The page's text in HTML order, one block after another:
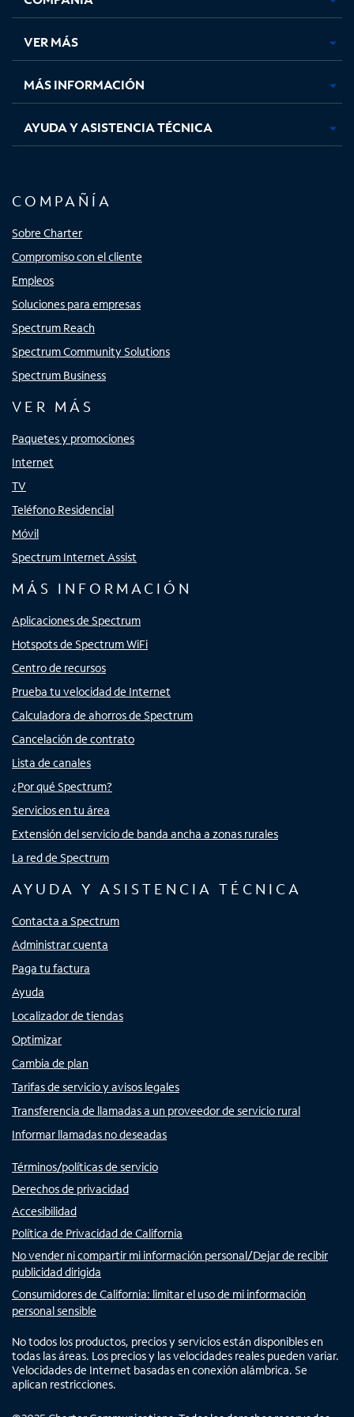
en
pestaña
nueva
en
pestaña
nueva
en
pestaña
nueva
en
nueva
VER MÁS
MÁS INFORMACIÓN
AYUDA Y ASISTENCIA TÉCNICA
COMPAÑÍA
Sobre Charter
Compromiso con el cliente
Empleos
Soluciones para empresas
Spectrum Reach
Spectrum Community Solutions
Spectrum Business
VER MÁS
Paquetes y promociones
Internet
TV
Teléfono Residencial
Móvil
Spectrum Internet Assist
MÁS INFORMACIÓN
Aplicaciones de Spectrum
Hotspots de Spectrum WiFi
Centro de recursos
Prueba tu velocidad de Internet
Calculadora de ahorros de Spectrum
Cancelación de contrato
Lista de canales
¿Por qué Spectrum?
Servicios en tu área
Extensión del servicio de banda ancha a zonas rurales
La red de Spectrum
AYUDA Y ASISTENCIA TÉCNICA
Contacta a Spectrum
Administrar cuenta
Paga tu factura
Ayuda
Localizador de tiendas
Optimizar
Cambia de plan
Tarifas de servicio y avisos legales
Transferencia de llamadas a un proveedor de servicio rural
Informar llamadas no deseadas
Términos/políticas de servicio
Derechos de privacidad
Accesibilidad
Política de Privacidad de California
No vender ni compartir mi información personal/Dejar de recibir
publicidad dirigida
Consumidores de California: limitar el uso de mi información
personal sensible
No todos los productos, precios y servicios están disponibles en
todas las áreas. Los precios y las velocidades reales pueden variar.
Velocidades de Internet basadas en conexión alámbrica. Se
aplican restricciones.